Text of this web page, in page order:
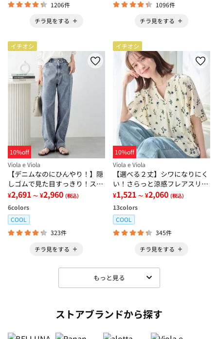
1206件
チラ見をする
1096件
チラ見をする
イチオシ
10%off
Viola e Viola
【デニムなのにひんやり！】隠
しゴムで見た目すっきり！スト
レッチ楽ちんデニム
¥2,691 ～ ¥2,960 (税込)
6colors
COOL
323件
チラ見をする
イチオシ
10%off
Viola e Viola
【選べる２丈】シワになりにく
い！さらっと涼感フレアスリー
ブブラウス
¥1,521 ～ ¥2,060 (税込)
13colors
COOL
345件
チラ見をする
もっと見る
ストアブランドから探す